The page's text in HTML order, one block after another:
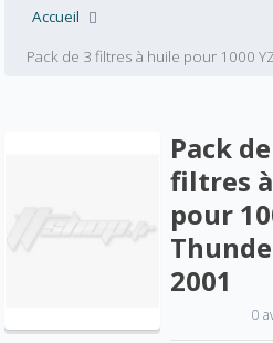
Accueil
Pack de 3 filtres à huile pour 1000
Pack
filtres
pour
2001
0